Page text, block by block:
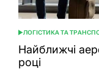
ОПУБЛІКУВАТИ
У
ЛОГІСТИКА ТА
Найближчі
році